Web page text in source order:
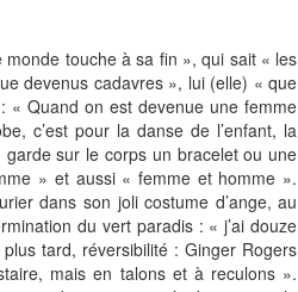
touche à sa fin », qui sait « les
devenus cadavres », lui (elle) « que
« Quand on est devenue une femme
c’est pour la danse de l’enfant, la
garde sur le corps un bracelet ou une
» et aussi « femme et homme ».
dans son joli costume d’ange, au
du vert paradis : « j’ai douze
tard, réversibilité : Ginger Rogers
mais en talons et à reculons ».